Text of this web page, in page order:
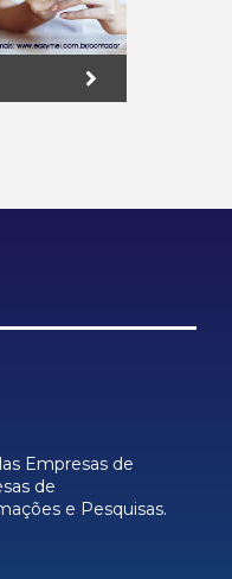
Empresas de
de
e Pesquisas.